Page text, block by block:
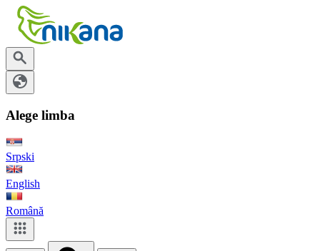
Alege limba
Srpski
English
Română